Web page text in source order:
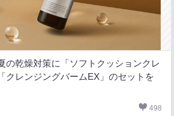
の乾燥対策に「ソフトクッションクレ
クレンジングバームEX」のセットを
498